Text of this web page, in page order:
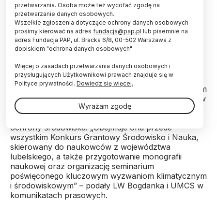
250 tys. zł na wsparcie badań dotyczących
środowiska i klimatu w województwie lubelskim
przeznaczyła spółka Lubelski Węgiel Bogdanka,
która we współpracy z Uniwersytetem Marii
Curie-Skłodowskiej w Lublinie uruchomi konkurs
grantowy Środowisko i Nauka. Nabór wniosków
Przedstawiciele zarządu LW Bogdanka oraz Centrum
Badań Zmian Klimatu i Środowiska UMCS podpisali w
środę umowę o współpracy dotyczącej wspólnych
ochrony środowiska. „Obejmuje ona przede
wszystkim Konkurs Grantowy Środowisko i Nauka,
skierowany do naukowców z województwa
lubelskiego, a także przygotowanie monografii
naukowej oraz organizację seminarium
poświęconego kluczowym wyzwaniom klimatycznym
i środowiskowym” – podały LW Bogdanka i UMCS w
komunikatach prasowych.
przetwarzania. Osoba może też wycofać zgodę na
przetwarzanie danych osobowych.
Wszelkie zgłoszenia dotyczące ochrony danych osobowych
prosimy kierować na adres fundacja@pap.pl lub pisemnie na
adres Fundacja PAP, ul. Bracka 6/8, 00-502 Warszawa z
dopiskiem "ochrona danych osobowych"
Więcej o zasadach przetwarzania danych osobowych i
przysługujących Użytkownikowi prawach znajduje się w
Polityce prywatności. Dowiedz się więcej.
Wyrażam zgodę